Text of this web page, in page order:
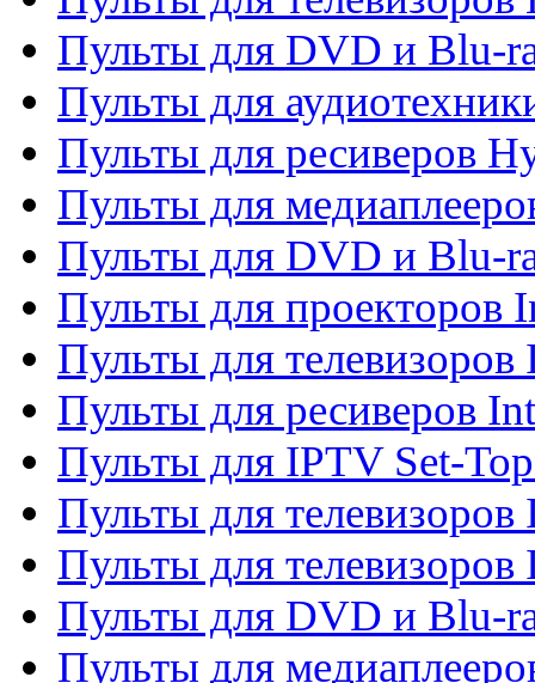
Пульты для DVD и Blu-
Пульты для
Пульты для ресиверов
Пульты для
Пульты для DVD и Blu-
Пульты для проекторов
Пульты для
Пульты для ресиверов
Пульты для IPTV Set-
Пульты для телевизоров
Пульты для телевизоров
Пульты для DVD и Blu-
Пульты для